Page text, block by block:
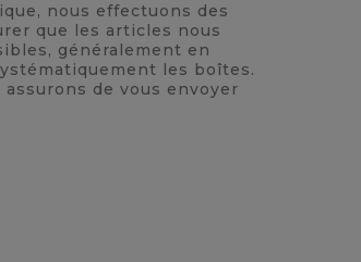
nous effectuons des
que les articles nous
généralement en
les boîtes.
de vous envoyer